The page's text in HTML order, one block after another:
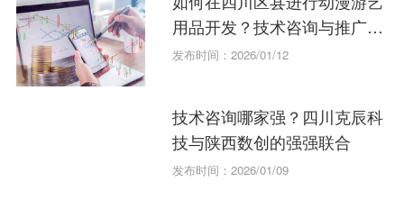
用品开发？技术咨询与推广指
南
发布时间：2026/01/12
技术咨询哪家强？四川克辰科
技与陕西数创的强强联合
发布时间：2026/01/09